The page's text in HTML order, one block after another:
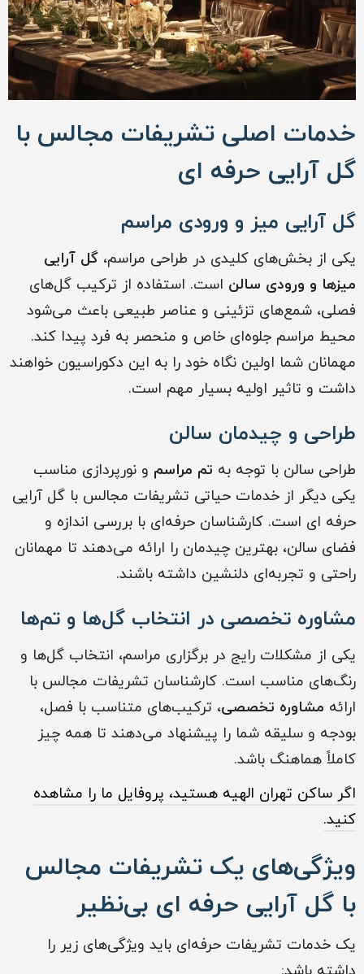
خدمات اصلی تشریفات مجالس با
گل آرایی حرفه ای
گل آرایی میز و ورودی مراسم
یکی از بخش‌های کلیدی در طراحی مراسم، گل آرایی
میزها و ورودی سالن است. استفاده از ترکیب گل‌های
فصلی، شمع‌های تزئینی و عناصر طبیعی باعث می‌شود
محیط مراسم جلوه‌ای خاص و منحصر به فرد پیدا کند.
مهمانان شما اولین نگاه خود را به این دکوراسیون خواهند
داشت و تاثیر اولیه بسیار مهم است.
طراحی و چیدمان سالن
طراحی سالن با توجه به تم مراسم و نورپردازی مناسب
یکی دیگر از خدمات حیاتی تشریفات مجالس با گل آرایی
حرفه ای است. کارشناسان حرفه‌ای با بررسی اندازه و
فضای سالن، بهترین چیدمان را ارائه می‌دهند تا مهمانان
راحتی و تجربه‌ای دلنشین داشته باشند.
مشاوره تخصصی در انتخاب گل‌ها و تم‌ها
یکی از مشکلات رایج در برگزاری مراسم، انتخاب گل‌ها و
رنگ‌های مناسب است. کارشناسان تشریفات مجالس با
ارائه مشاوره تخصصی، ترکیب‌های متناسب با فصل،
بودجه و سلیقه شما را پیشنهاد می‌دهند تا همه چیز
کاملاً هماهنگ باشد.
اگر ساکن تهران الهیه هستید، پروفایل ما را مشاهده
کنید.
ویژگی‌های یک تشریفات مجالس
با گل آرایی حرفه ای بی‌نظیر
یک خدمات تشریفات حرفه‌ای باید ویژگی‌های زیر را